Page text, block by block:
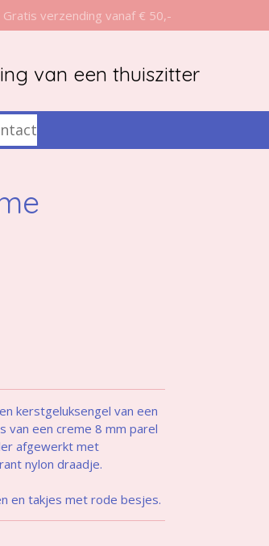
Gratis verzending vanaf € 50,-
van een thuiszitter
kerstgeluksengel van een
van een creme 8 mm parel
afgewerkt met
nylon draadje.
en takjes met rode besjes.